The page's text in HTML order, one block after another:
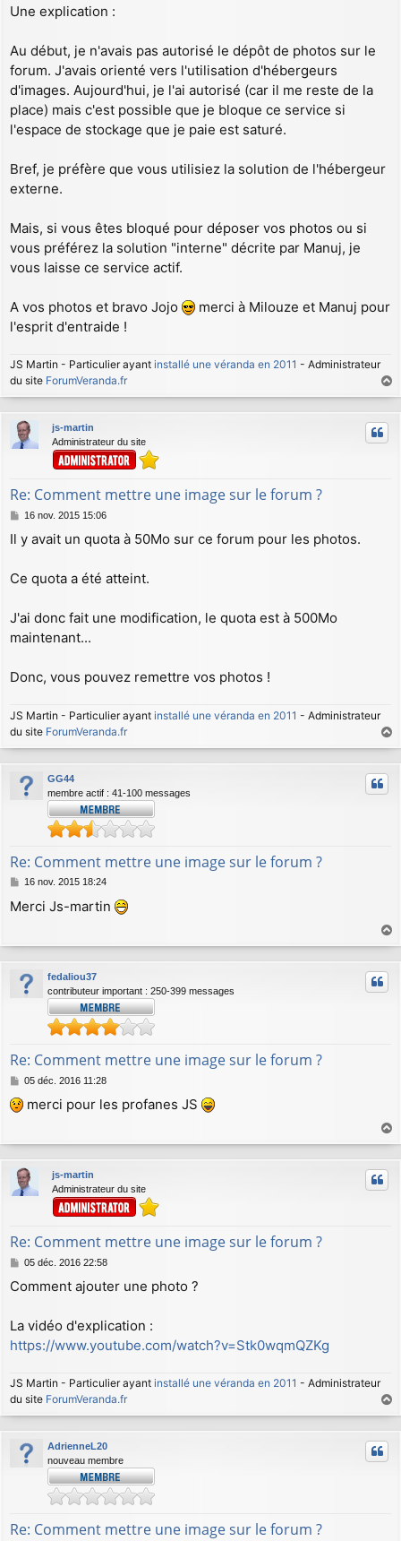
s
g
e
Une explication :
Au début, je n'avais pas autorisé le dépôt de photos sur le
forum. J'avais orienté vers l'utilisation d'hébergeurs
d'images. Aujourd'hui, je l'ai autorisé (car il me reste de la
place) mais c'est possible que je bloque ce service si
l'espace de stockage que je paie est saturé.
Bref, je préfère que vous utilisiez la solution de l'hébergeur
externe.
Mais, si vous êtes bloqué pour déposer vos photos ou si
vous préférez la solution "interne" décrite par Manuj, je
vous laisse ce service actif.
A vos photos et bravo Jojo
merci à Milouze et Manuj pour
l'esprit d'entraide !
JS Martin - Particulier ayant installé une véranda en 2011 - Administrateur
du site ForumVeranda.fr
a
u
js-martin
Administrateur du site
Re: Comment mettre une image sur le forum ?
M
s
g
16 nov. 2015 15:06
Il y avait un quota à 50Mo sur ce forum pour les photos.
Ce quota a été atteint.
J'ai donc fait une modification, le quota est à 500Mo
maintenant...
Donc, vous pouvez remettre vos photos !
JS Martin - Particulier ayant installé une véranda en 2011 - Administrateur
du site ForumVeranda.fr
a
u
GG44
membre actif : 41-100 messages
Re: Comment mettre une image sur le forum ?
M
s
16 nov. 2015 18:24
Merci Js-martin
a
u
fedaliou37
contributeur important : 250-399 messages
Re: Comment mettre une image sur le forum ?
M
s
e
05 déc. 2016 11:28
merci pour les profanes JS
a
u
js-martin
Administrateur du site
Re: Comment mettre une image sur le forum ?
M
s
g
e
05 déc. 2016 22:58
Comment ajouter une photo ?
La vidéo d'explication :
https://www.youtube.com/watch?v=Stk0wqmQZKg
JS Martin - Particulier ayant installé une véranda en 2011 - Administrateur
du site ForumVeranda.fr
a
u
AdrienneL20
nouveau membre
Re: Comment mettre une image sur le forum ?